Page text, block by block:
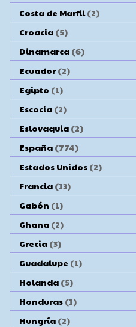
Costa de Marfil (2)
Croacia (5)
Dinamarca (6)
Ecuador (2)
Egipto (1)
Escocia (2)
Eslovaquia (2)
España (774)
Estados Unidos (2)
Francia (13)
Gabón (1)
Ghana (2)
Grecia (3)
Guadalupe (1)
Holanda (5)
Honduras (1)
Hungría (2)